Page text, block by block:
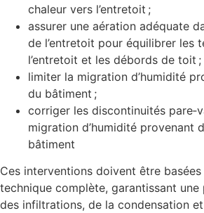
chaleur vers l’entretoit ;
assurer une aération adéquate
de l’entretoit pour équilibrer les
l’entretoit et les débords de toit ;
limiter la migration d’humidité
du bâtiment ;
corriger les discontinuités
migration d’humidité provenant
bâtiment
Ces interventions doivent être basées
technique complète, garantissant
des infiltrations, de la condensation